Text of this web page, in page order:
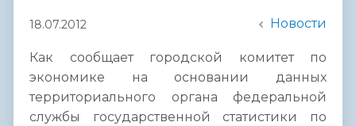
18.07.2012 Новости
Как сообщает городской комитет по
экономике на основании данных
территориального органа федеральной
службы государственной статистики по